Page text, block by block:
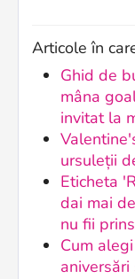
Articole în
Ghid de
mâna
invitat la
ursuleții
Eticheta
dai mai
nu fii prins
Cum